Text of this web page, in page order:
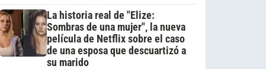
La historia real de "Elize:
Sombras de una mujer", la nueva
película de Netflix sobre el caso
de una esposa que descuartizó a
su marido